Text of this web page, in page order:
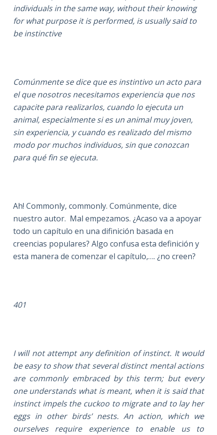
individuals in the same way, without their knowing
for what purpose it is performed, is usually said to
be instinctive
Comúnmente se dice que es instintivo un acto para
el que nosotros necesitamos experiencia que nos
capacite para realizarlos, cuando lo ejecuta un
animal, especialmente si es un animal muy joven,
sin experiencia, y cuando es realizado del mismo
modo por muchos individuos, sin que conozcan
para qué fin se ejecuta.
Ah! Commonly, commonly. Comúnmente, dice
nuestro autor. Mal empezamos. ¿Acaso va a apoyar
todo un capítulo en una difinición basada en
creencias populares? Algo confusa esta definición y
esta manera de comenzar el capítulo,…. ¿no creen?
401
I will not attempt any definition of instinct. It would
be easy to show that several distinct mental actions
are commonly embraced by this term; but every
one understands what is meant, when it is said that
instinct impels the cuckoo to migrate and to lay her
eggs in other birds’ nests. An action, which we
ourselves require experience to enable us to